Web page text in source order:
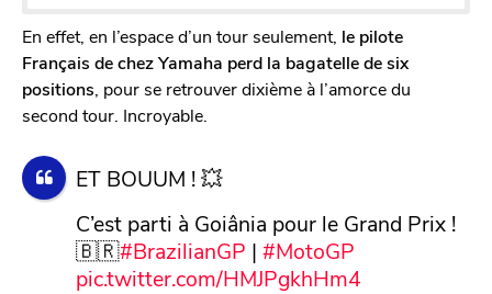
En effet, en l’espace d’un tour seulement, le pilote
Français de chez Yamaha perd la bagatelle de six
positions, pour se retrouver dixième à l’amorce du
second tour. Incroyable.
ET BOUUM ! 💥
C’est parti à Goiânia pour le Grand Prix !
🇧🇷#BrazilianGP | #MotoGP
pic.twitter.com/HMJPgkhHm4